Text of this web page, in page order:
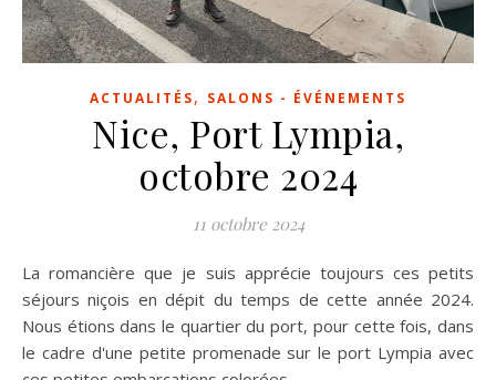
ACTUALITÉS, SALONS - ÉVÉNEMENTS
Nice, Port Lympia,
octobre 2024
11 octobre 2024
La romancière que je suis apprécie toujours ces petits
séjours niçois en dépit du temps de cette année 2024.
Nous étions dans le quartier du port, pour cette fois, dans
le cadre d'une petite promenade sur le port Lympia avec